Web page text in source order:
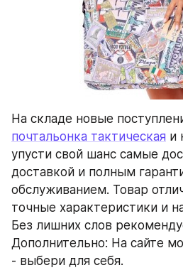
На складе новые
почтальонка тактическая и
упусти свой шанс самые
доставкой и полным
обслуживанием. Товар
точные характеристики и
Без лишних слов
Дополнительно: На сайте
- выбери для себя.